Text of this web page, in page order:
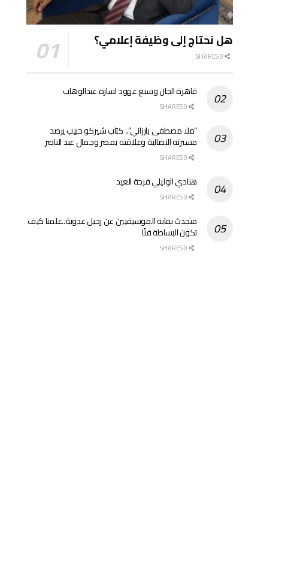
هل نحتاج إلى وظيفة إعلامي؟
قاهرة الجان وسبع عهود لسارة عبدالوهاب
“ملا مصطفى بارزاني”.. كتاب شيركو حبيب يرصد
مسيرته النضالية وعلاقته بمصر وجمال عبد الناصر
هنادي الوليلي فرحة العيد
متحدث نقابة الموسيقيين عن رحيل عدوية..علمنا كيف
تكون البساطة فنًا